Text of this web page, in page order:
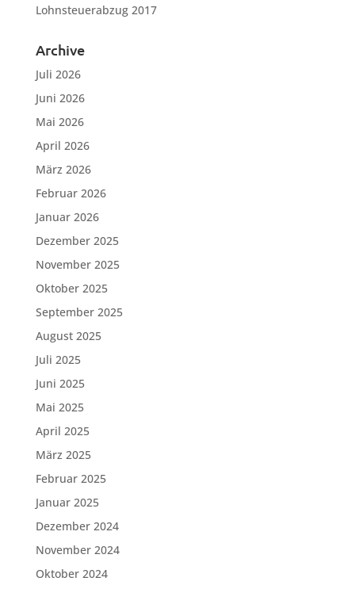
Lohnsteuerabzug 2017
Archive
Juli 2026
Juni 2026
Mai 2026
April 2026
März 2026
Februar 2026
Januar 2026
Dezember 2025
November 2025
Oktober 2025
September 2025
August 2025
Juli 2025
Juni 2025
Mai 2025
April 2025
März 2025
Februar 2025
Januar 2025
Dezember 2024
November 2024
Oktober 2024